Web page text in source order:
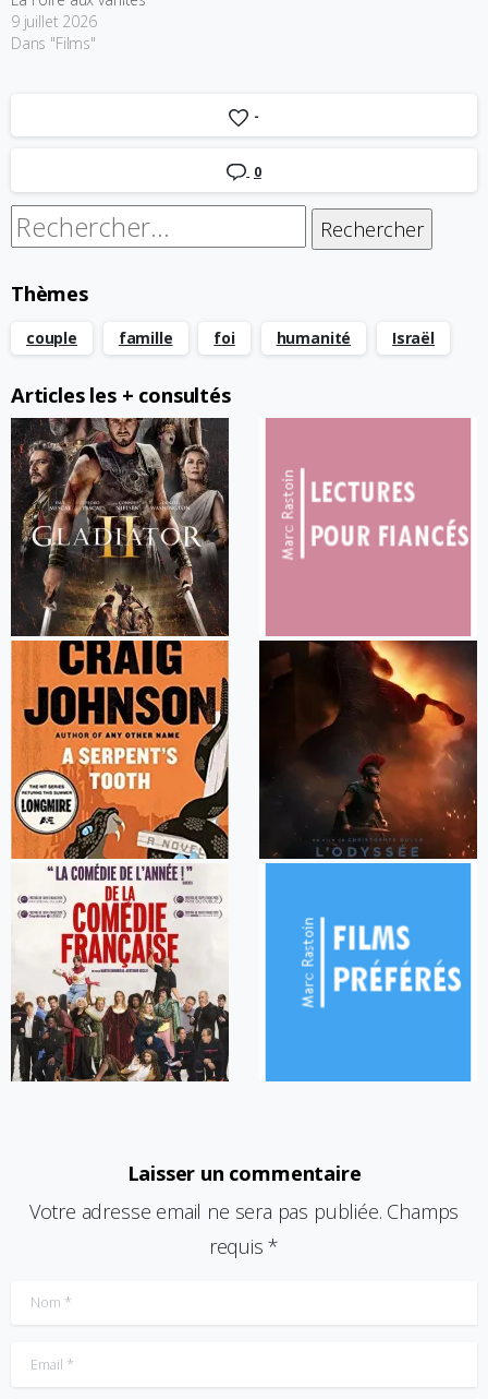
9 juillet 2026
Dans "Films"
-
0
Rechercher :
Thèmes
couple famille foi humanité Israël
Articles les + consultés
Laisser un commentaire
Votre adresse email ne sera pas publiée. Champs
requis *
Nom*
Email*